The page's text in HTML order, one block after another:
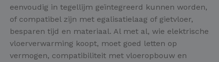
eenvoudig in tegellijm geïntegreerd kunnen worden,
of compatibel zijn met egalisatielaag of gietvloer,
besparen tijd en materiaal. Al met al, wie elektrische
vloerverwarming koopt, moet goed letten op
vermogen, compatibiliteit met vloeropbouw en